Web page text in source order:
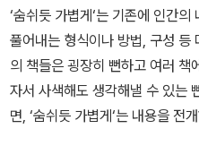
과거에 어린 시절을 돌이켜보면
재밌게 하는 친구들이 있습니다.
하고 누군가가하면 박장대소입
이야기하는게 서툽니다. 기억력
과장도 하고 뻥도 치고 MSG를
‘숨쉬듯 가볍게‘는 기존에 인간
풀어내는 형식이나 방법, 구성 등
의 책들은 굉장히 뻔하고 여러 책
자서 사색해도 생각해낼 수 있는
면, ‘숨쉬듯 가볍게‘는 내용을 전